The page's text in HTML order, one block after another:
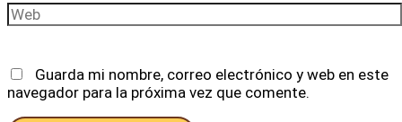
Web
Guarda mi nombre, correo electrónico y web en este
navegador para la próxima vez que comente.